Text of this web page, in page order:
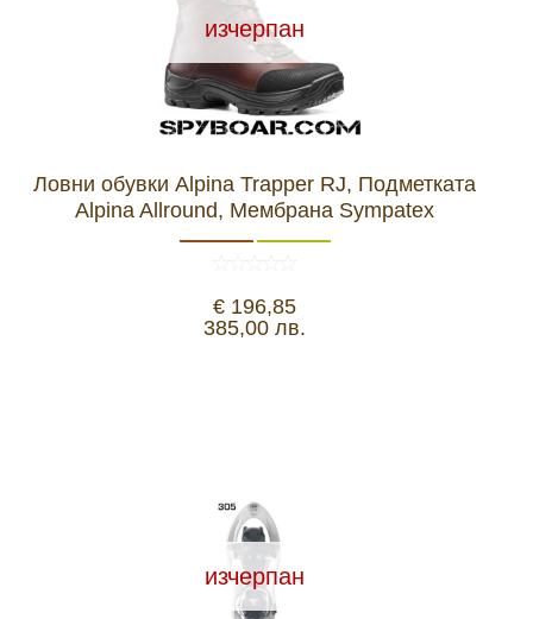
изчерпан
Ловни обувки Alpina Trapper RJ, Подметката
Alpina Allround, Мембрана Sympatex
€ 196,85
385,00 лв.
изчерпан